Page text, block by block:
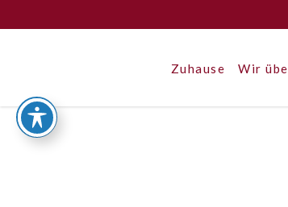
Zuhause Wir